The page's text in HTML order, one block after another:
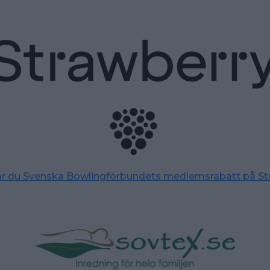
du Svenska Bowlingförbundets medlemsrabatt på